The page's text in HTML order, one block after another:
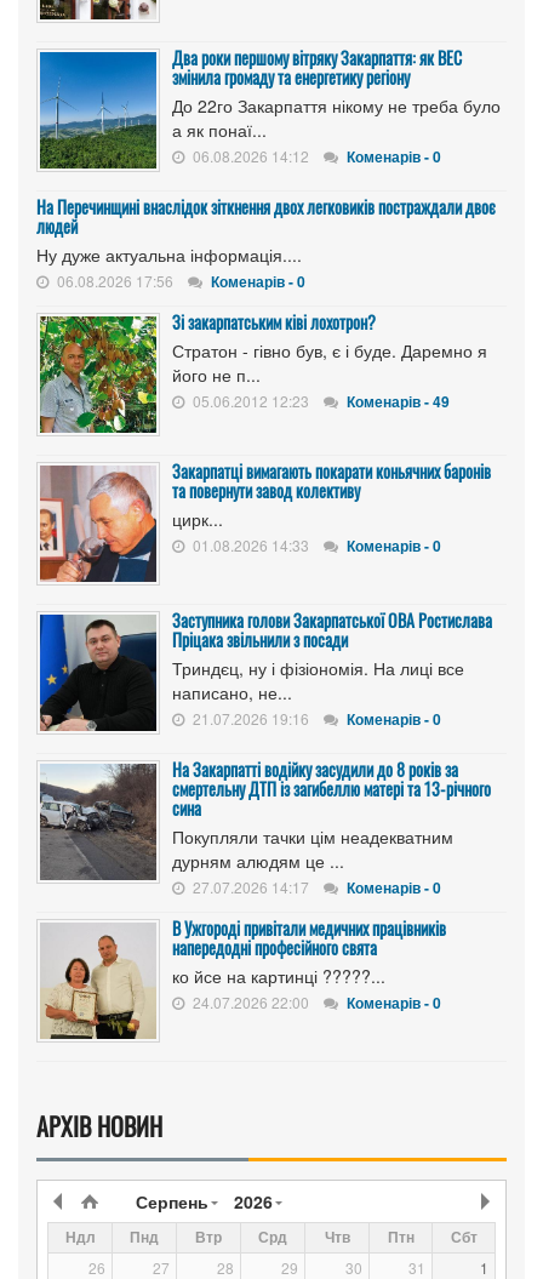
Два роки першому вітряку Закарпаття: як ВЕС
змінила громаду та енергетику регіону
До 22го Закарпаття нікому не треба було
а як понаї...
06.08.2026 14:12 Коменарів - 0
На Перечинщині внаслідок зіткнення двох легковиків постраждали двоє
людей
Ну дуже актуальна інформація....
06.08.2026 17:56 Коменарів - 0
Зі закарпатським ківі лохотрон?
Стратон - гівно був, є і буде. Даремно я
його не п...
05.06.2012 12:23 Коменарів - 49
Закарпатці вимагають покарати коньячних баронів
та повернути завод колективу
цирк...
01.08.2026 14:33 Коменарів - 0
Заступника голови Закарпатської ОВА Ростислава
Пріцака звільнили з посади
Триндєц, ну і фізіономія. На лиці все
написано, не...
21.07.2026 19:16 Коменарів - 0
На Закарпатті водійку засудили до 8 років за
смертельну ДТП із загибеллю матері та 13-річного
сина
Покупляли тачки цім неадекватним
дурням алюдям це ...
27.07.2026 14:17 Коменарів - 0
В Ужгороді привітали медичних працівників
напередодні професійного свята
ко йсе на картинці ?????...
24.07.2026 22:00 Коменарів - 0
АРХІВ НОВИН
Серпень 2026
Ндл Пнд Втр Срд Чтв Птн Сбт
26 27 28 29 30 31
1